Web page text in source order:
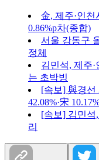
金, 제주·인
0.86%p차(종합)
서울 강동구
정체
김민석, 제주
는 초박빙
[속보] 與경선
42.08%·宋
[속보] 김민석
리